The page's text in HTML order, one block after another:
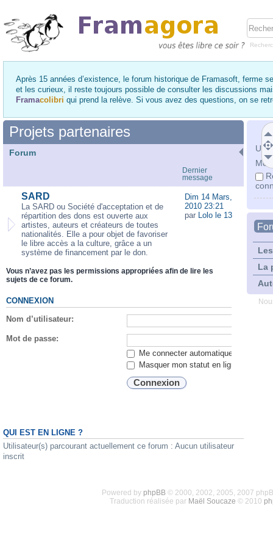
Après 15 années d’existence, le forum historique de Framasoft, ferme
et les curieux, il reste toujours possible de consulter les discussions
Framacolibri qui prend la relève. Si vous avez des questions, on se
Mot
La
Projets partenaires
Forum
Dernier
message
SARD
La SARD ou Société d'acceptation et de
répartition des dons est ouverte aux
artistes, auteurs et créateurs de toutes
nationalités. Elle a pour objet de favoriser
le libre accès a la culture, grâce a un
système de financement par le don.
Dim 14 Mars,
2010 23:21
par Lolo le 13
Vous n’avez pas les permissions appropriées afin de lire les
sujets de ce forum.
CONNEXION
Nom d’utilisateur:
Mot de passe:
Me connecter automatiquement lors
Masquer mon statut en ligne lors de
QUI EST EN LIGNE ?
Utilisateur(s) parcourant actuellement ce forum : Aucun utilisateur
inscrit
Powered by phpBB© 2000, 2002, 2005, 2007
Traduction réalisée par Maël Soucaze © 2010